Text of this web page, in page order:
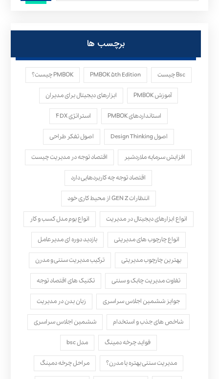
برچسب ها
Bsc چیست PMBOK ۵th Edition PMBOK چیست؟
آموزش PMBOK ابزارهای دیجیتال برای مدیران
استانداردهای PMBOK استراتژی ۴DX
اصول Design Thinking اصول تفکر طراحی
افزایش سرمایه ملاردشیر اقتصاد توجه در مدیریت چیست
اقتصاد توجه چه کاربردهایی دارد
انتظارات GEN Z از محیط کاری خود
انواع ابزارهای دیجیتال در مدیریت انواع بوم مدل کسب‌ و کار
انواع چارچوب های مدیریتی بازدید دوره ای مدیرعامل
بهترین چارچوب مدیریتی ترکیب مدیریت سنتی و مدرن
تفاوت مدیریت چابک و سنتی تکنیک های اقتصاد توجه
جوایز ششمین اجلاس سراسری زبان بدن در مدیریت
شاخص های جذب و استخدام ششمین اجلاس سراسری
فواید چرخه دمینگ مدل bsc
مدیریت سنتی بهتره یا مدرن؟ مراحل چرخه دمینگ